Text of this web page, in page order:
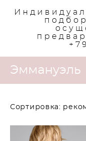
Эммануэль
Сортировка: